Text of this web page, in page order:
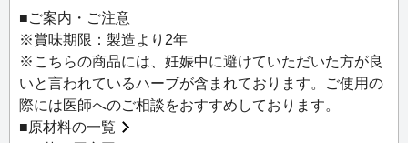
■ご案内・ご注意
※賞味期限：製造より2年
※こちらの商品には、妊娠中に避けていただいた方が良
いと言われているハーブが含まれております。ご使用の
際には医師へのご相談をおすすめしております。
■原材料の一覧